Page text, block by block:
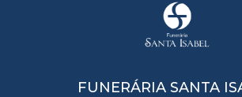
FUNERÁRIA SANTA